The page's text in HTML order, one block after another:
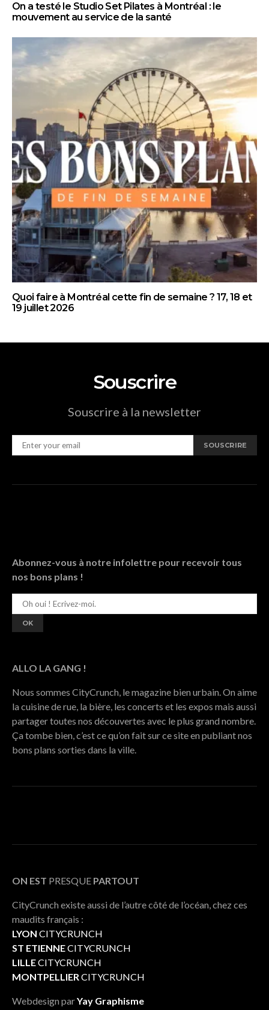
On a testé le Studio Set Pilates à Montréal : le
mouvement au service de la santé
Quoi faire à Montréal cette fin de semaine ? 17, 18 et
19 juillet 2026
Souscrire
Souscrire à la newsletter
SOUSCRIRE
Abonnez-vous à notre infolettre pour recevoir tous
nos bons plans !
ALLO LA GANG !
Nous sommes CityCrunch, le magazine bien urbain. On aime
la cuisine de rue, la bière, les concerts et les expos mais aussi
partager toutes nos découvertes avec le plus grand nombre.
Ça tombe bien, c’est ce qu’on fait sur ce site en publiant nos
bons plans sorties dans la ville.
ON EST PRESQUE PARTOUT
CityCrunch existe aussi de l’autre côté de l’océan, chez ces
maudits français :
LYON CITYCRUNCH
ST ETIENNECITYCRUNCH
LILLECITYCRUNCH
MONTPELLIERCITYCRUNCH
Webdesign parYay Graphisme